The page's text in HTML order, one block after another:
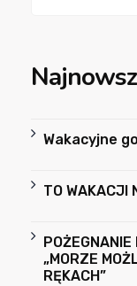
Wakacyjne
TO WAKACJI
„MORZE
RĘKACH”